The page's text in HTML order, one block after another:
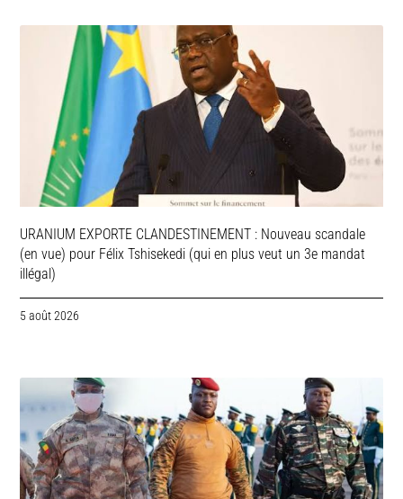
URANIUM EXPORTE CLANDESTINEMENT : Nouveau scandale
(en vue) pour Félix Tshisekedi (qui en plus veut un 3e mandat
illégal)
5 août 2026